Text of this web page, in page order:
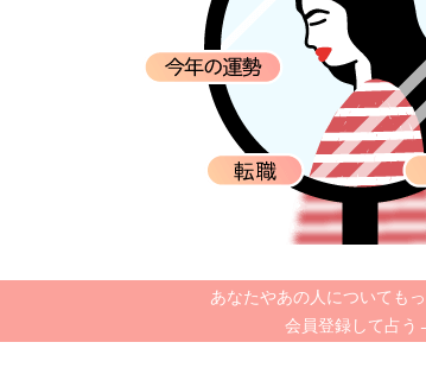
あなたやあの人についてもっ
会員登録して占う